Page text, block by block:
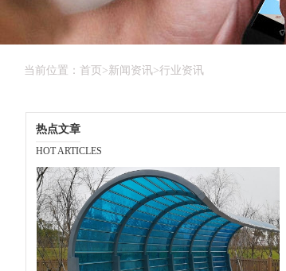
当前位置： 首页 >新闻资讯>行业资讯
热点文章
HOT ARTICLES